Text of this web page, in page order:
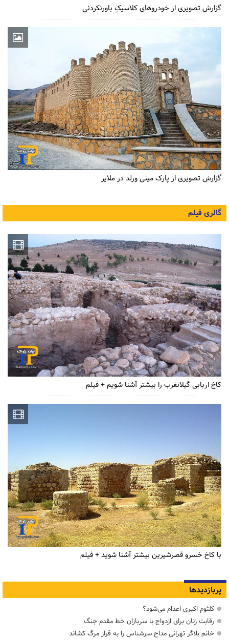
گزارش تصویری از خودروهای کلاسیکِ باورنکردنی
گزارش تصویری از پارک مینی ورلد در ملایر
گالری فیلم
کاخ اربابی گیلانغرب را بیشتر آشنا شویم + فیلم
با کاخ خسرو قصرشیرین بیشتر آشنا شوید + فیلم
پربازدیدها
کلثوم اکبری اعدام می‌شود؟
رقابت زنان برای ازدواج با سربازان خط مقدم جنگ
خانم بلاگر تهرانی مداح سرشناس را به قرار مرگ کشاند